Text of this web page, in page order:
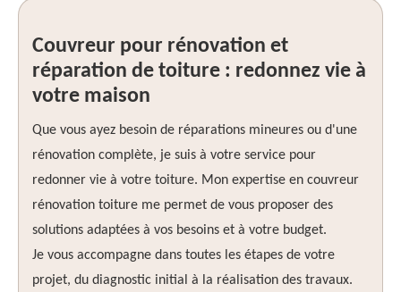
Couvreur pour rénovation et
réparation de toiture : redonnez vie à
votre maison
Que vous ayez besoin de réparations mineures ou d'une
rénovation complète, je suis à votre service pour
redonner vie à votre toiture. Mon expertise en couvreur
rénovation toiture me permet de vous proposer des
solutions adaptées à vos besoins et à votre budget.
Je vous accompagne dans toutes les étapes de votre
projet, du diagnostic initial à la réalisation des travaux.